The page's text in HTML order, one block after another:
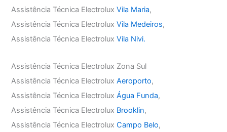
Assistência Técnica ElectroluxVila Maria,
Assistência Técnica ElectroluxVila Medeiros,
Assistência Técnica ElectroluxVila Nivi.
Assistência Técnica Electrolux Zona Sul
Assistência Técnica ElectroluxAeroporto,
Assistência Técnica ElectroluxÁgua Funda,
Assistência Técnica Electrolux Brooklin,
Assistência Técnica ElectroluxCampo Belo,